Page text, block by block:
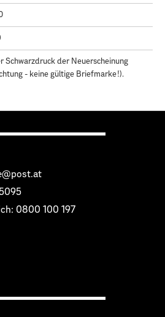
Schwarzdruck der Neuerscheinung
- keine gültige Briefmarke!).
0800 100 197